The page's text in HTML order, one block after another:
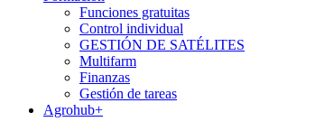
Funciones gratuitas
Control individual
GESTIÓN DE SATÉLITES
Multifarm
Finanzas
Gestión de tareas
Agrohub+